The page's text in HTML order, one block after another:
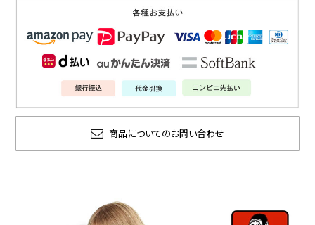
商品についてのお問い合わせ